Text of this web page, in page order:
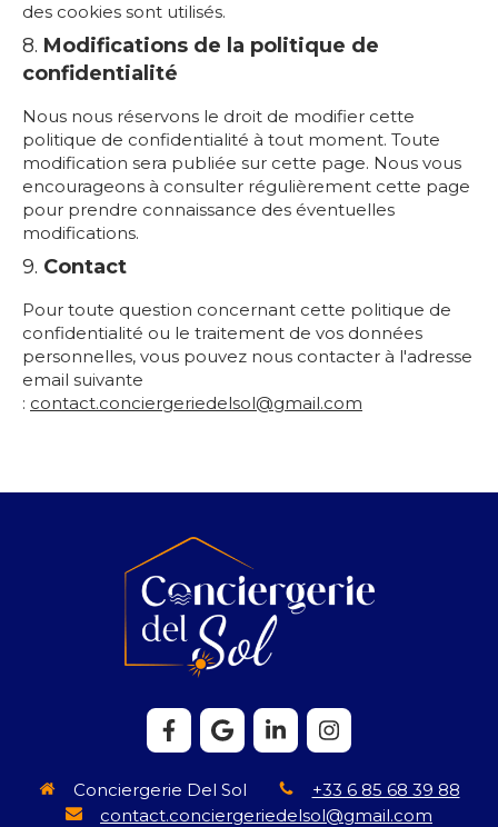
des cookies sont utilisés.
8. Modifications de la politique de
confidentialité
Nous nous réservons le droit de modifier cette
politique de confidentialité à tout moment. Toute
modification sera publiée sur cette page. Nous vous
encourageons à consulter régulièrement cette page
pour prendre connaissance des éventuelles
modifications.
9. Contact
Pour toute question concernant cette politique de
confidentialité ou le traitement de vos données
personnelles, vous pouvez nous contacter à l'adresse
email suivante
: contact.conciergeriedelsol@gmail.com
Conciergerie Del Sol
+33 6 85 68 39 88
contact.conciergeriedelsol@gmail.com